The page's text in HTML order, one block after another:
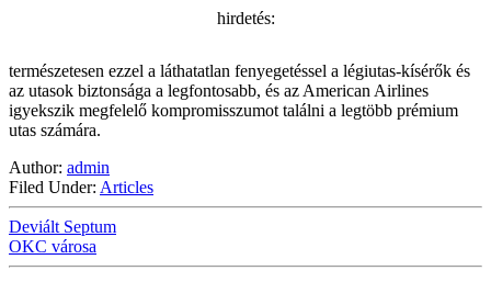
hirdetés:
természetesen ezzel a láthatatlan fenyegetéssel a légiutas-kísérők és
az utasok biztonsága a legfontosabb, és az American Airlines
igyekszik megfelelő kompromisszumot találni a legtöbb prémium
utas számára.
Author: admin
Filed Under: Articles
Deviált Septum
OKC városa